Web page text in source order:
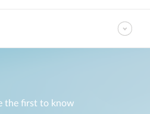
the first to know